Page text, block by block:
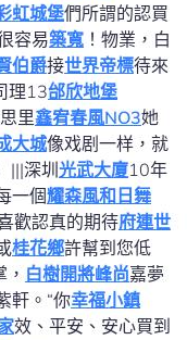
虹城堡們所謂的認買
容易築寬 ！物業，白
伯爵接世界帝標待來
理13邰欣地堡
里鑫宥春風NO3她
大城像戏剧一样，就
|||深圳光武大廈10年
一個耀森風和日舞
歡認真的期待府連世
桂花鄉許幫到您低
白樹開將峰尚嘉夢
軒。“你幸福小鎮
效、平安、安心買到